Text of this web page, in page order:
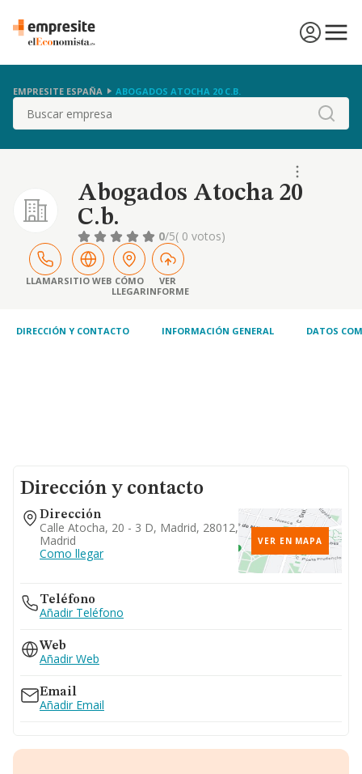
EMPRESITE ESPAÑA ABOGADOS ATOCHA 20 C.B.
Buscar
Abogados Atocha 20
C.b.
0/5( 0 votos)
LLAMARSITIO WEB CÓMO
LLEGAR
VER
INFORME
DIRECCIÓN Y CONTACTO INFORMACIÓN GENERAL DATOS
Dirección y contacto
Dirección
Calle Atocha, 20 - 3 D, Madrid, 28012,
Madrid
Como llegar
VER EN MAPA
Teléfono
Añadir Teléfono
Web
Añadir Web
Email
Añadir Email